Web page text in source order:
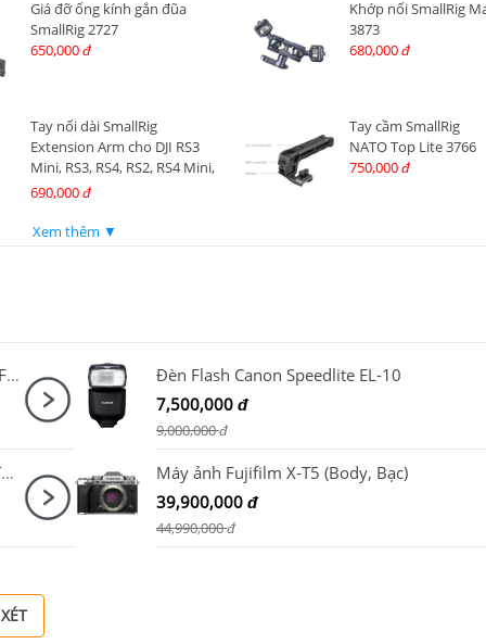
Giá đỡ ống kính gắn đũa
SmallRig 2727
650,000 đ
Khớp nối SmallRig
3873
680,000 đ
Tay nối dài SmallRig
Extension Arm cho DJI RS3
Mini, RS3, RS4, RS2, RS4 Mini,
RS3 Pro, RS4 Pro 4378
690,000 đ
Tay cầm SmallRig
NATO Top Lite 3766
750,000 đ
Xem thêm ▼
Máy ảnh Canon EOS R10 Body + RF 50mm F1.8 STM
Đèn Flash Canon Speedlite EL-10
7,500,000 đ
9,000,000đ
Ống kính Canon RF-S 14-30mm F4-6.3 IS STM PZ
Máy ảnh Fujifilm X-T5 (Body, Bạc)
39,900,000 đ
44,990,000đ